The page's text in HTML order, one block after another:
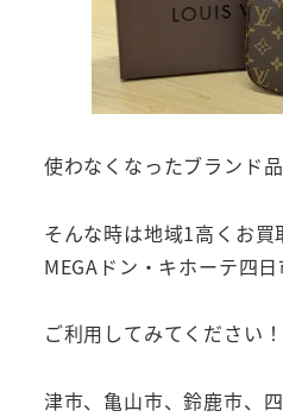
使わなくなったブランド
そんな時は地域1高くお
MEGAドン・キホーテ四
ご利用してみてください！
津市、亀山市、鈴鹿市、